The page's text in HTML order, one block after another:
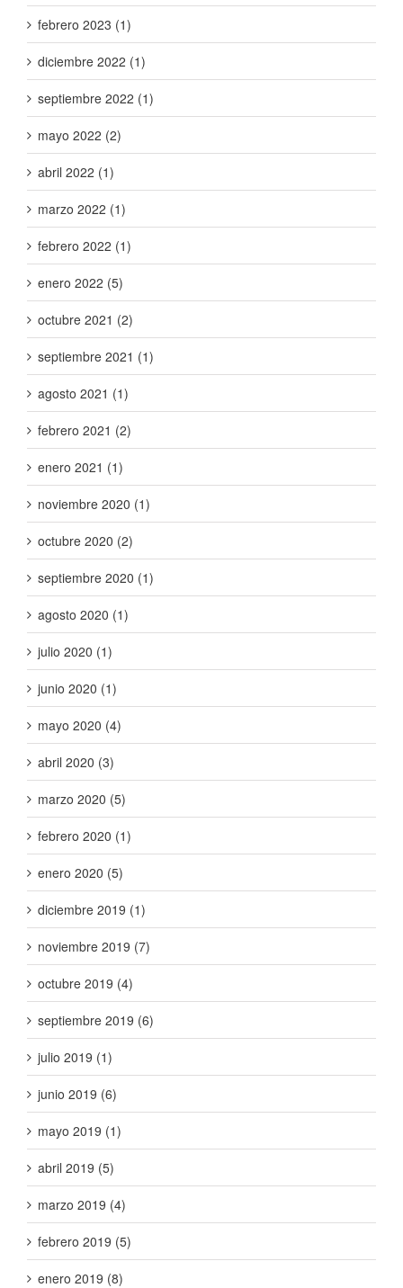
febrero 2023 (1)
diciembre 2022 (1)
septiembre 2022 (1)
mayo 2022 (2)
abril 2022 (1)
marzo 2022 (1)
febrero 2022 (1)
enero 2022 (5)
octubre 2021 (2)
septiembre 2021 (1)
agosto 2021 (1)
febrero 2021 (2)
enero 2021 (1)
noviembre 2020 (1)
octubre 2020 (2)
septiembre 2020 (1)
agosto 2020 (1)
julio 2020 (1)
junio 2020 (1)
mayo 2020 (4)
abril 2020 (3)
marzo 2020 (5)
febrero 2020 (1)
enero 2020 (5)
diciembre 2019 (1)
noviembre 2019 (7)
octubre 2019 (4)
septiembre 2019 (6)
julio 2019 (1)
junio 2019 (6)
mayo 2019 (1)
abril 2019 (5)
marzo 2019 (4)
febrero 2019 (5)
enero 2019 (8)